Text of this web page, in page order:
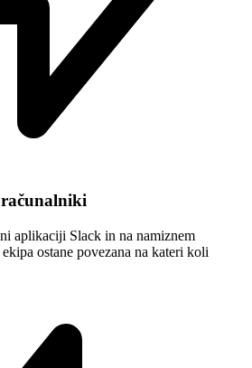
aplikaciji Slack in na namiznem
ostane povezana na kateri koli